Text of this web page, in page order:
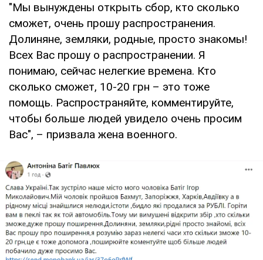
"Мы вынуждены открыть сбор, кто сколько
сможет, очень прошу распространения.
Долиняне, земляки, родные, просто знакомы!
Всех Вас прошу о распространении. Я
понимаю, сейчас нелегкие времена. Кто
сколько сможет, 10-20 грн – это тоже
помощь. Распространяйте, комментируйте,
чтобы больше людей увидело очень просим
Вас", – призвала жена военного.